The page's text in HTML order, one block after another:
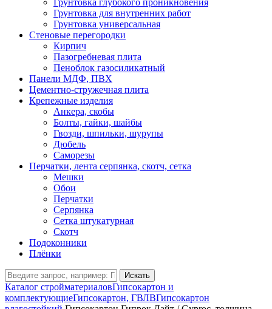
Грунтовка глубокого проникновения
Грунтовка для внутренних работ
Грунтовка универсальная
Стеновые перегородки
Кирпич
Пазогребневая плита
Пеноблок газосиликатный
Панели МДФ, ПВХ
Цементно-стружечная плита
Крепежные изделия
Анкера, скобы
Болты, гайки, шайбы
Гвозди, шпильки, шурупы
Дюбель
Саморезы
Перчатки, лента серпянка, скотч, сетка
Мешки
Обои
Перчатки
Серпянка
Сетка штукатурная
Скотч
Подоконники
Плёнки
Искать
Каталог стройматериаловГипсокартон и
комплектующиеГипсокартон, ГВЛВГипсокартон